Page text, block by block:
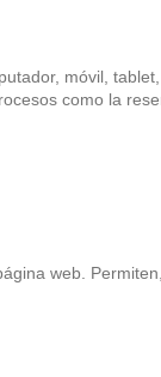
móvil,
como la
web.